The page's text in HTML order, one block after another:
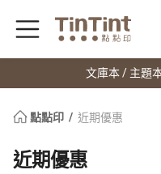
文庫本 / 主題
點點印 近期優惠
近期優惠